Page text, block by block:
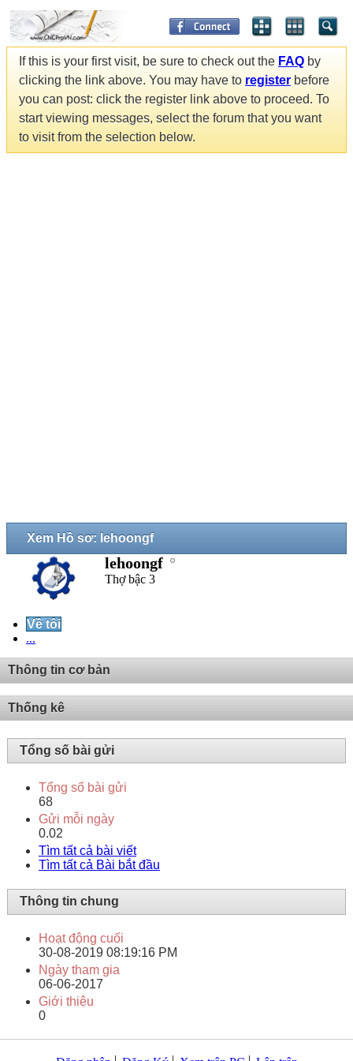
If this is your first visit, be sure to check out the FAQ by
clicking the link above. You may have to register before
you can post: click the register link above to proceed. To
start viewing messages, select the forum that you want
to visit from the selection below.
Xem Hồ sơ: lehoongf
lehoongf
Thợ bậc 3
Về tôi
...
Thông tin cơ bản
Thống kê
Tổng số bài gửi
Tổng số bài gửi
68
Gửi mỗi ngày
0.02
Tìm tất cả bài viết
Tìm tất cả Bài bắt đầu
Thông tin chung
Hoạt động cuối
30-08-2019 08:19:16 PM
Ngày tham gia
06-06-2017
Giới thiệu
0